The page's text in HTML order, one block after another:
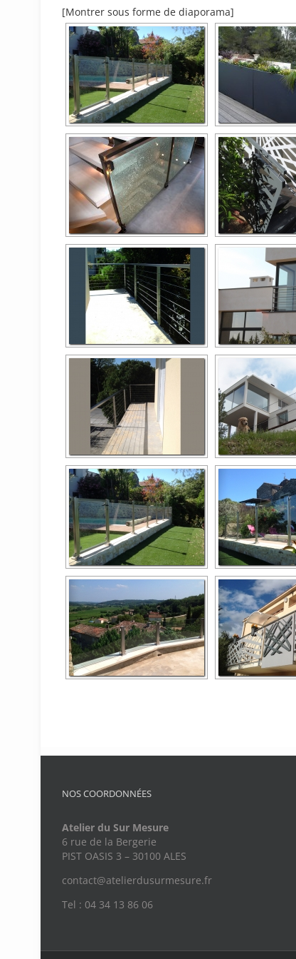
[Montrer sous forme de diaporama]
NOS COORDONNÉES
Atelier du Sur Mesure
6 rue de la Bergerie
PIST OASIS 3 – 30100 ALES
contact@atelierdusurmesure.fr
Tel : 04 34 13 86 06